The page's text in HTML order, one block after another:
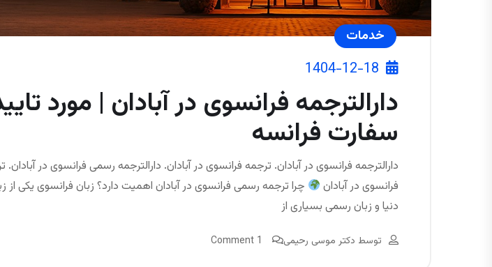
خدمات
1404-12-18
دارالترجمه فرانسوی در آبادان | مورد
سفارت فرانسه
دارالترجمه فرانسوی در آبادان. ترجمه فرانسوی در آبادان. دارالترجمه رسمی فرانسوی در
فرانسوی در آبادان
چرا ترجمه رسمی فرانسوی در آبادان اهمیت دارد؟ زبان فرانسوی یکی از
دنیا و زبان رسمی بسیاری از
توسط دکتر موسی رحیمی 1 Comment